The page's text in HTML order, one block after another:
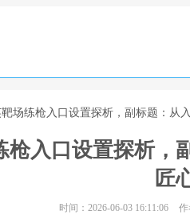
场练枪入口设置探析，副标题：从
枪入口设置探析，
匠
时间：2026-06-03 16:11:06 作